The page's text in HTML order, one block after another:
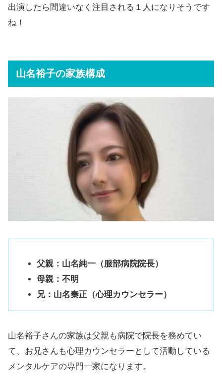
出演したら間違いなく注目される１人になりそうです
ね！
山名裕子の家族構成
父親：山名純一（服部病院院長）
母親：不明
兄：山名秦正（心理カウンセラー）
山名裕子さんの家族は父親も病院で院長を務めてい
て、お兄さんも心理カウンセラーとして活動している
メンタルケアの専門一家になります。